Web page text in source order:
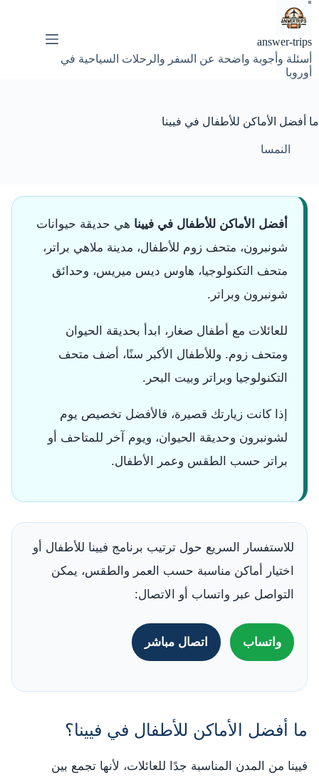
التجاوز
إلى
answer-trips
أسئلة وأجوبة واضحة عن السفر والرحلات السياحية في
أوروبا
ما أفضل الأماكن للأطفال في فيينا
النمسا
أفضل الأماكن للأطفال في فيينا هي حديقة حيوانات
شونبرون، متحف زوم للأطفال، مدينة ملاهي براتر،
متحف التكنولوجيا، هاوس ديس ميريس، وحدائق
شونبرون وبراتر.
للعائلات مع أطفال صغار، ابدأ بحديقة الحيوان
ومتحف زوم. وللأطفال الأكبر سنًا، أضف متحف
التكنولوجيا وبراتر وبيت البحر.
إذا كانت زيارتك قصيرة، فالأفضل تخصيص يوم
لشونبرون وحديقة الحيوان، ويوم آخر للمتاحف أو
براتر حسب الطقس وعمر الأطفال.
للاستفسار السريع حول ترتيب برنامج فيينا للأطفال أو
اختيار أماكن مناسبة حسب العمر والطقس، يمكن
التواصل عبر واتساب أو الاتصال:
واتساب اتصال مباشر
ما أفضل الأماكن للأطفال في فيينا؟
فيينا من المدن المناسبة جدًا للعائلات، لأنها تجمع بين